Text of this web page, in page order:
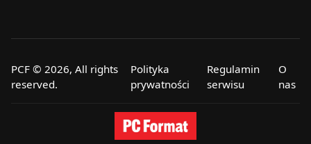
PCF © 2026, All rights
reserved.
Polityka
prywatności
Regulamin
serwisu
O
nas